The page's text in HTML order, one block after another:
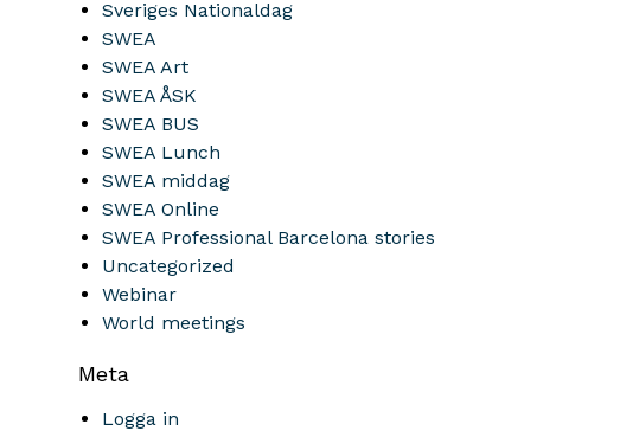
Sveriges Nationaldag
SWEA
SWEA Art
SWEA ÅSK
SWEA BUS
SWEA Lunch
SWEA middag
SWEA Online
SWEA Professional Barcelona stories
Uncategorized
Webinar
World meetings
Meta
Logga in